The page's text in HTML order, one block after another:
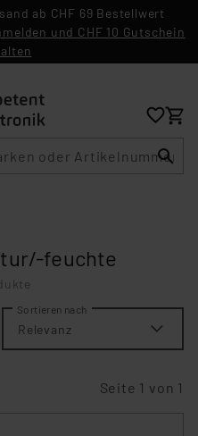
ab CHF 69 Bestellwert
und CHF 10 Gutschein
feuchte
Sortieren nach
Relevanz
Seite 1 von 1